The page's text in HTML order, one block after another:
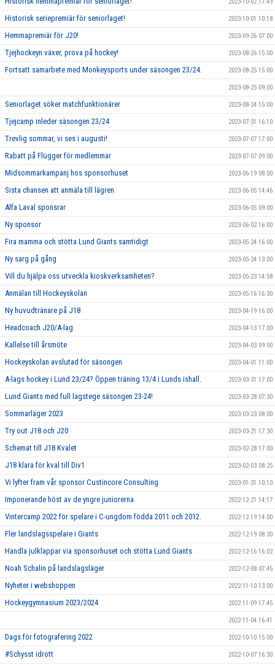
Historisk seriepremiär för seniorlaget! 2023-10-01 10:18
Hemmapremiär för J20! 2023-09-26 07:00
Tjejhockeyn växer, prova på hockey! 2023-08-26 15:00
Fortsatt samarbete med Monkeysports under säsongen 23/24. 2023-08-25 15:00
2023-08-25 09:00
Seniorlaget söker matchfunktionärer 2023-08-24 15:00
Tjejcamp inleder säsongen 23/24 2023-07-31 16:10
Trevlig sommar, vi ses i augusti! 2023-07-07 17:00
Rabatt på Flügger för medlemmar 2023-07-07 09:00
Midsommarkampanj hos sponsorhuset 2023-06-19 08:00
Sista chansen att anmäla till lägren 2023-06-05 14:46
Alfa Laval sponsrar 2023-06-05 09:00
Ny sponsor 2023-06-02 16:00
Fira mamma och stötta Lund Giants samtidigt 2023-05-24 16:00
Ny sarg på gång 2023-05-24 13:00
Vill du hjälpa oss utveckla kioskverksamheten? 2023-05-23 14:58
Anmälan till Hockeyskolan 2023-05-16 16:30
Ny huvudtränare på J18 2023-04-19 16:00
Headcoach J20/A-lag 2023-04-13 17:00
Kallelse till årsmöte 2023-04-03 09:00
Hockeyskolan avslutad för säsongen 2023-04-01 11:00
A-lags hockey i Lund 23/24? Öppen träning 13/4 i Lunds ishall. 2023-03-31 17:00
Lund Giants med full lagstege säsongen 23-24! 2023-03-28 07:30
Sommarläger 2023 2023-03-23 08:00
Try out J18 och J20 2023-03-21 17:30
Schemat till J18 Kvalet 2023-02-28 17:00
J18 klara för kval till Div1 2023-02-03 08:25
Vi lyfter fram vår sponsor Custincore Consulting 2023-01-31 10:10
Imponerande höst av de yngre juniorerna 2022-12-21 14:17
Vintercamp 2022 för spelare i C-ungdom födda 2011 och 2012. 2022-12-19 14:00
Fler landslagsspelare i Giants 2022-12-19 08:30
Handla julklappar via sponsorhuset och stötta Lund Giants 2022-12-16 16:02
Noah Schalin på landslagsläger 2022-12-08 07:45
Nyheter i webshoppen 2022-11-10 13:00
Hockeygymnasium 2023/2024 2022-11-09 17:45
2022-11-04 16:41
Dags för fotografering 2022 2022-10-10 15:00
#Schysst idrott 2022-10-07 16:30